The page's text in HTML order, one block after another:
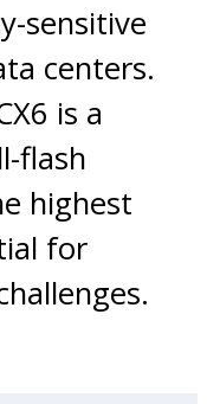
sensitive
centers.
is a
flash
highest
for